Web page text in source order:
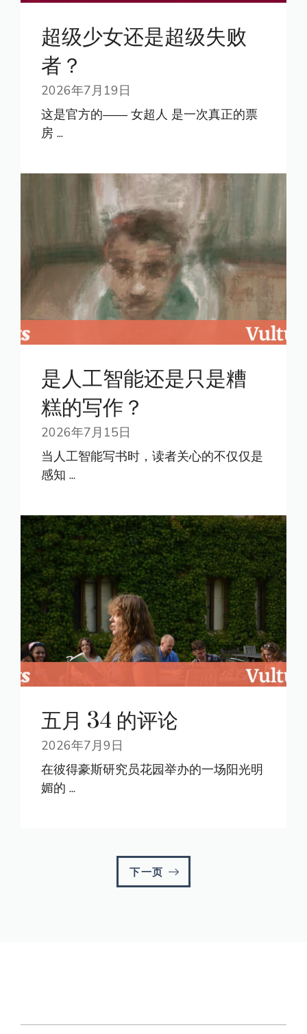
超级少女还是超级失败
者？
2026年7月19日
这是官方的—— 女超人 是一次真正的票
房 ...
是人工智能还是只是糟
糕的写作？
2026年7月15日
当人工智能写书时，读者关心的不仅仅是
感知 ...
五月 34 的评论
2026年7月9日
在彼得豪斯研究员花园举办的一场阳光明
媚的 ...
下一页